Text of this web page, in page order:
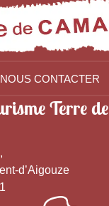
NOUS CONTACTER
Terre de
d’Aigouze